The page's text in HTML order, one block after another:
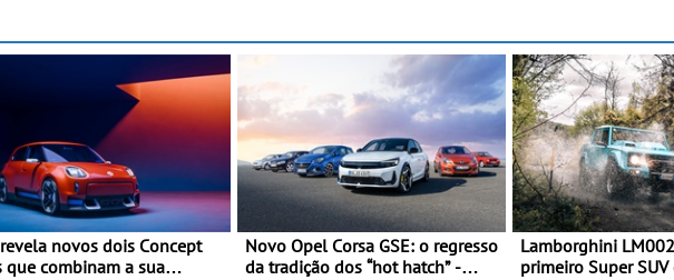
novos dois Concept
que combinam a sua
Novo Opel Corsa GSE: o regresso
da tradição dos “hot hatch” -
Lamborghini
primeiro Super